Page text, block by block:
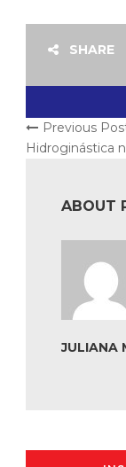
SHARE
Previous
Hidroginástica
ABOUT
JULIANA